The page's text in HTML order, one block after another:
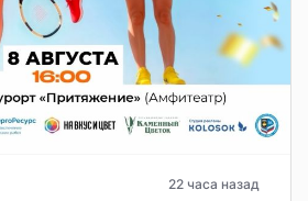
22 часа назад